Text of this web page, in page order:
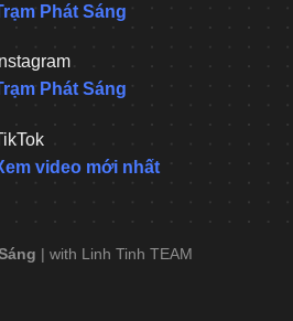
Phát Sáng
Instagram
Phát Sáng
video mới nhất
| with Linh Tinh TEAM